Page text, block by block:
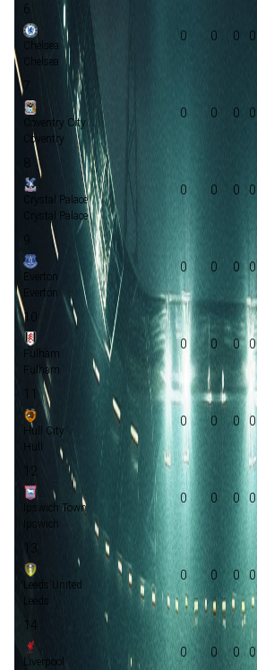
6
Chelsea
Chelsea
0 0 0 0
7
Coventry City
Coventry
0 0 0 0
8
Crystal Palace
Crystal Palace
0 0 0 0
9
Everton
Everton
0 0 0 0
10
Fulham
Fulham
0 0 0 0
11
Hull City
Hull
0 0 0 0
12
Ipswich Town
Ipswich
0 0 0 0
13
Leeds United
Leeds
0 0 0 0
14
Liverpool
0 0 0 0